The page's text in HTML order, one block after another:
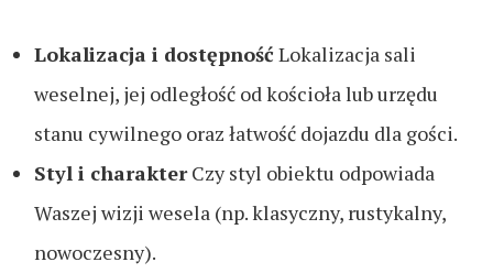
Lokalizacja i dostępność Lokalizacja sali
weselnej, jej odległość od kościoła lub urzędu
stanu cywilnego oraz łatwość dojazdu dla gości.
Styl i charakterCzy styl obiektu odpowiada
Waszej wizji wesela (np. klasyczny, rustykalny,
nowoczesny).